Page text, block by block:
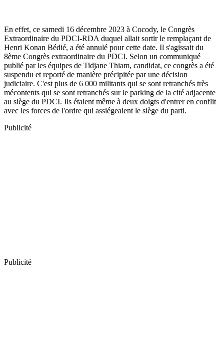
En effet, ce samedi 16 décembre 2023 à Cocody, le Congrès
Extraordinaire du PDCI-RDA duquel allait sortir le remplaçant de
Henri Konan Bédié, a été annulé pour cette date. Il s'agissait du
8ème Congrès extraordinaire du PDCI. Selon un communiqué
publié par les équipes de Tidjane Thiam, candidat, ce congrès a été
suspendu et reporté de manière précipitée par une décision
judiciaire. C'est plus de 6 000 militants qui se sont retranchés très
mécontents qui se sont retranchés sur le parking de la cité adjacente
au siège du PDCI. Ils étaient même à deux doigts d'entrer en conflit
avec les forces de l'ordre qui assiégeaient le siège du parti.
Publicité
Publicité